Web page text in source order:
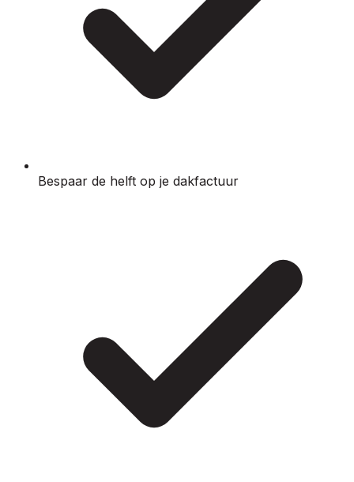
Bespaar de helft op je dakfactuur